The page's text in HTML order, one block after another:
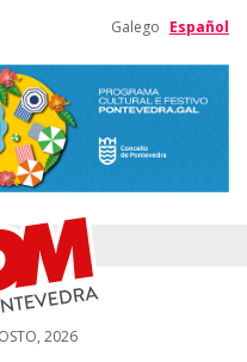
Galego Español
2026